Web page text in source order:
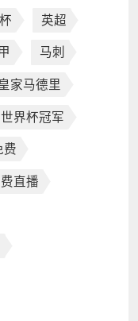
英超
马刺
皇家马德里
界杯冠军
费
直播